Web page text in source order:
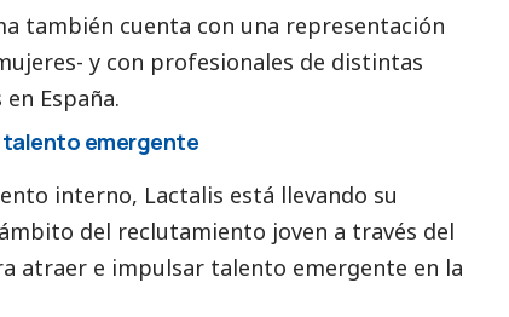
también cuenta con una representación
y con profesionales de distintas
en España.
emergente
interno, Lactalis está llevando su
del reclutamiento joven a través del
atraer e impulsar talento emergente en la